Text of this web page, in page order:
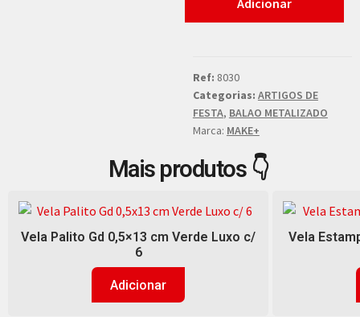
Ref: 8030
Categorias: ARTIGOS DE
FESTA, BALAO METALIZADO
Marca: MAKE+
Vela Palito Gd 0,5×13 cm Verde Luxo c/
6
Adicionar
Vela
Mais produtos 👇